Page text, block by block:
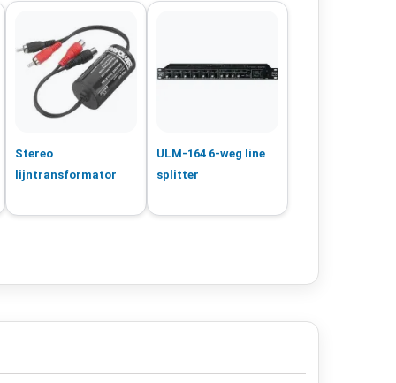
Stereo
lijntransformator
ULM-164 6-weg line
splitter